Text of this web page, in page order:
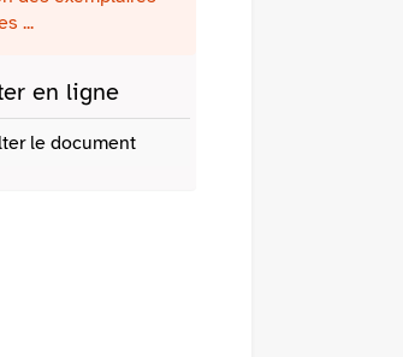
...
en ligne
le document